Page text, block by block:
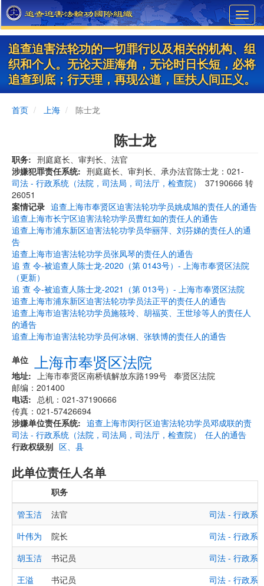
Skip
to
main
content
追查迫害法轮功的一切罪行以及相关的机构、组
织和个人。无论天涯海角，无论时日长短，必将
追查到底；行天理，再现公道，匡扶人间正义。
首页 上海 陈士龙
陈士龙
职务
刑庭庭长、审判长、法官
涉嫌犯罪责任系统
司法 - 行政系统（法院，司法局，司法厅，检查院）
刑庭庭长、审判长、承办法官陈士龙：021-
37190666 转
26051
案情记录 追查上海市奉贤区迫害法轮功学员姚成旭的责任人的通告
追查上海市长宁区迫害法轮功学员曹红如的责任人的通告
追查上海市浦东新区迫害法轮功学员华丽萍、刘芬娣的责任人的通
告
追查上海市迫害法轮功学员张凤琴的责任人的通告
追 查 令-被追查人陈士龙-2020（第 0143号）- 上海市奉贤区法院
（更新）
追 查 令-被追查人陈士龙-2021（第 013号）- 上海市奉贤区法院
追查上海市浦东新区迫害法轮功学员法正平的责任人的通告
追查上海市迫害法轮功学员施筱玲、胡福英、王世珍等人的责任人
的通告
追查上海市迫害法轮功学员何冰钢、张轶博的责任人的通告
单位
上海市奉贤区法院
地址
上海市奉贤区南桥镇解放东路199号 奉贤区法院
邮编：201400
电话
总机：021-37190666
传真：021-57426694
涉嫌单位责任系统
司法 - 行政系统（法院，司法局，司法厅，检查院）
追查上海市闵行区迫害法轮功学员邓成联的责
任人的通告
行政权级别 区、县
此单位责任人名单
职务
管玉洁
法官
司法 - 行政系
叶伟为
院长
司法 - 行政系
胡玉洁
书记员
司法 - 行政系
王溢
书记员
司法 - 行政系